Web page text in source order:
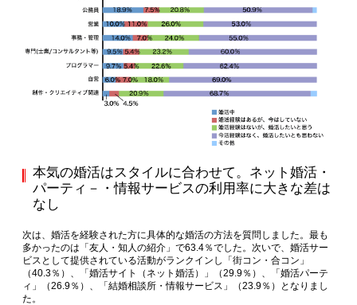
本気の婚活はスタイルに合わせて。ネット婚活・
パーティ－・情報サービスの利用率に大きな差は
なし
次は、婚活を経験された方に具体的な婚活の方法を質問しました。最も
多かったのは「友人・知人の紹介」で63.4％でした。次いで、婚活サー
ビスとして提供されている活動がランクインし「街コン・合コン」
（40.3％）、「婚活サイト（ネット婚活）」（29.9％）、「婚活パーテ
ィ」（26.9％）、「結婚相談所・情報サービス」（23.9％）となりまし
た。